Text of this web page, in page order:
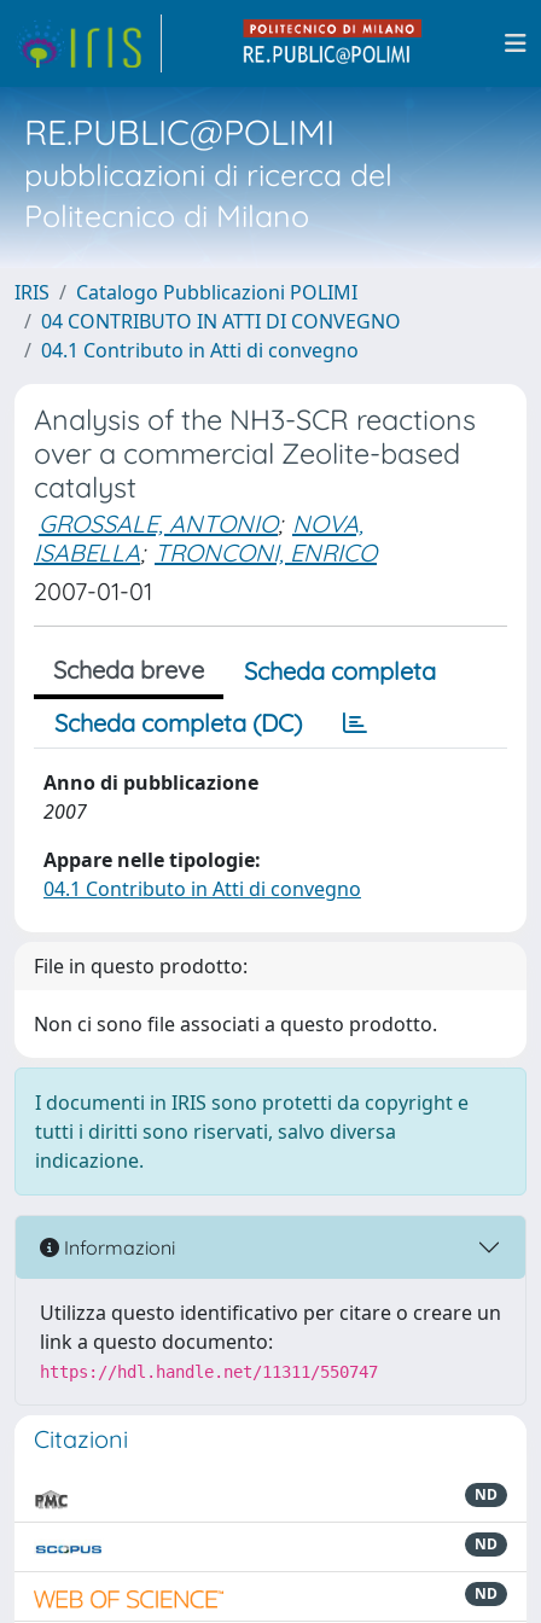
RE.PUBLIC@POLIMI
pubblicazioni di ricerca del
Politecnico di Milano
IRIS
Catalogo Pubblicazioni POLIMI
04 CONTRIBUTO IN ATTI DI CONVEGNO
04.1 Contributo in Atti di convegno
Analysis of the NH3-SCR reactions
over a commercial Zeolite-based
catalyst
GROSSALE, ANTONIO; NOVA,
ISABELLA; TRONCONI, ENRICO
2007-01-01
Scheda breve
Scheda completa
Scheda completa (DC)
Anno di pubblicazione
2007
Appare nelle tipologie:
04.1 Contributo in Atti di convegno
File in questo prodotto:
Non ci sono file associati a questo prodotto.
I documenti in IRIS sono protetti da copyright e
tutti i diritti sono riservati, salvo diversa
indicazione.
Informazioni
Utilizza questo identificativo per citare o creare un
link a questo documento:
https://hdl.handle.net/11311/550747
Citazioni
ND
ND
ND